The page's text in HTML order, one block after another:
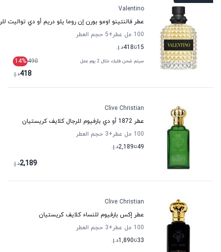
Valentino
عطر فالنتينو اومو بورن إن روما يلو دريم أو دي تواليت
100 مل عطر
+5
حجم العطر
15تا418د.إ.
سيتم شحن طلبك خلال 2 يوم عمل 490
14%
418د.إ.
Clive Christian
عطر 1872 أو دي بارفيوم للرجال كلايف كريستيان
100 مل عطر
+3
حجم العطر
49تا2,189د.إ.
2,189د.إ.
Clive Christian
عطر إكس بارفيوم للنساء كلايف كريستيان
100 مل عطر
+3
حجم العطر
33تا1,890د.إ.